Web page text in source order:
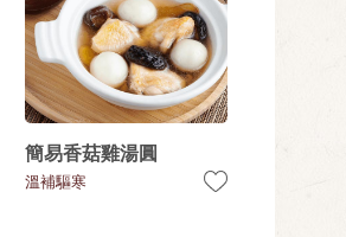
簡易香菇雞湯圓
溫補驅寒